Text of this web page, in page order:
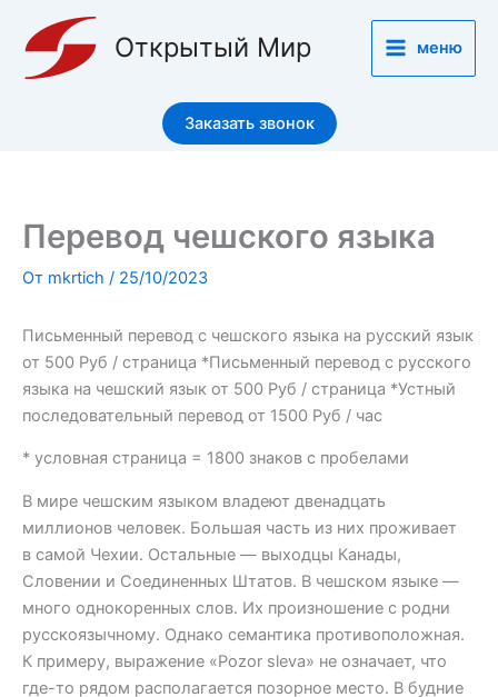
содержимому
Открытый Мир меню
Заказать звонок
Перевод чешского языка
От mkrtich / 25/10/2023
Письменный перевод с чешского языка на русский язык
от 500 Руб / страница *Письменный перевод с русского
языка на чешский язык от 500 Руб / страница *Устный
последовательный перевод от 1500 Руб / час
* условная страница = 1800 знаков с пробелами
В мире чешским языком владеют двенадцать
миллионов человек. Большая часть из них проживает
в самой Чехии. Остальные — выходцы Канады,
Словении и Соединенных Штатов. В чешском языке —
много однокоренных слов. Их произношение с родни
русскоязычному. Однако семантика противоположная.
К примеру, выражение «Pozor sleva» не означает, что
где-то рядом располагается позорное место. В будние